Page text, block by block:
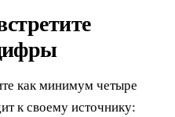
как минимум четыре
к своему источнику: